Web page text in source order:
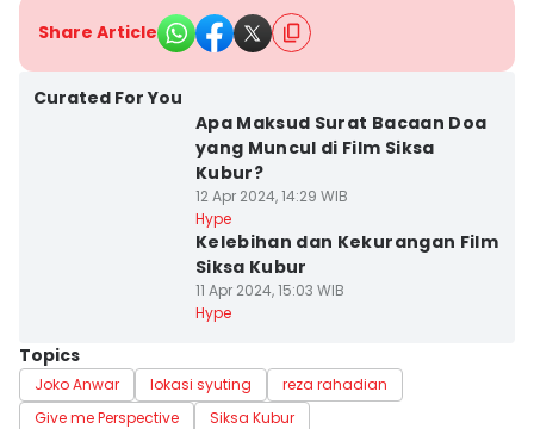
Share Article
Curated For You
Apa Maksud Surat Bacaan Doa
yang Muncul di Film Siksa
Kubur?
12 Apr 2024, 14:29 WIB
Hype
Kelebihan dan Kekurangan Film
Siksa Kubur
11 Apr 2024, 15:03 WIB
Hype
Topics
Joko Anwar lokasi syuting
reza rahadian
Give me Perspective
Siksa Kubur